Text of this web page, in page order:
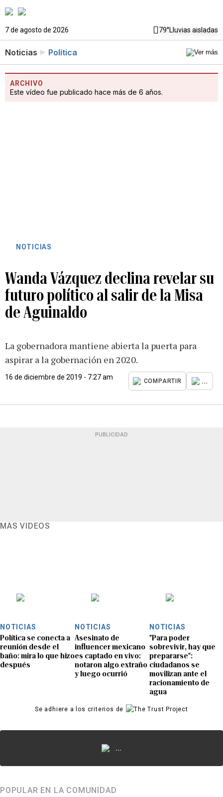
7 de agosto de 2026 79°Lluvias aisladas
Noticias Política
ARCHIVO
Este vídeo fue publicado hace más de 6 años.
NOTICIAS
Wanda Vázquez declina revelar su
futuro político al salir de la Misa
de Aguinaldo
La gobernadora mantiene abierta la puerta para
aspirar a la gobernación en 2020.
16 de diciembre de 2019 - 7:27 am
COMPARTIR ...
PUBLICIDAD
MÁS VIDEOS
NOTICIAS
Política se conecta a
reunión desde el
baño: mira lo que hizo
después
NOTICIAS
Asesinato de
influencer mexicano
es captado en vivo:
notaron algo extraño
y luego ocurrió
NOTICIAS
"Para poder
sobrevivir, hay que
prepararse":
ciudadanos se
movilizan ante el
racionamiento de
agua
Se adhiere a los criterios de
...
POPULAR EN LA COMUNIDAD